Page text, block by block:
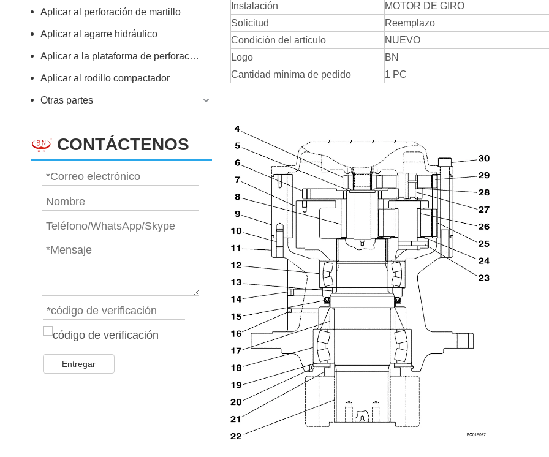
Aplicar al perforación de martillo
Aplicar al agarre hidráulico
Aplicar a la plataforma de perforación rotativa
Aplicar al rodillo compactador
Otras partes
CONTÁCTENOS
Entregar
Instalación
MOTOR DE GIRO
Solicitud
Reemplazo
Condición del artículo
NUEVO
Logo
BN
Cantidad mínima de pedido
1 PC